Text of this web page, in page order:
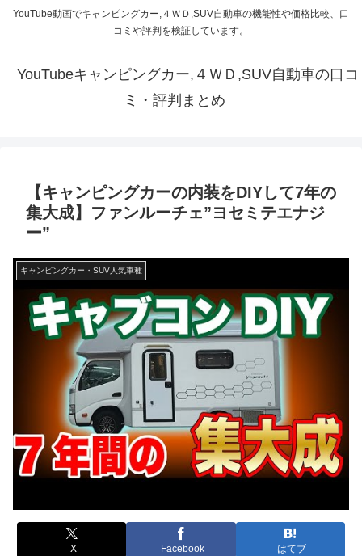
YouTube動画でキャンピングカー,４ＷＤ,SUV自動車の機能性や価格比較、口
コミや評判を検証しています。
YouTubeキャンピングカー,４ＷＤ,SUV自動車の口コ
ミ・評判まとめ
【キャンピングカーの内装をDIYして7年の
集大成】ファンルーチェ”ヨセミテエナジ
ー”
キャンピングカー・SUV人気車種
X Facebook はてブ